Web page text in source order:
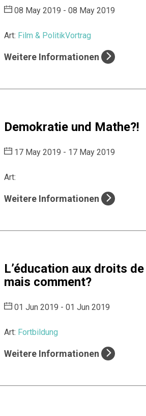
08 May 2019 - 08 May 2019
Art: Film & PolitikVortrag
Weitere Informationen
Demokratie und Mathe?!
17 May 2019 - 17 May 2019
Art:
Weitere Informationen
L’éducation aux droits
mais comment?
01 Jun 2019 - 01 Jun 2019
Art: Fortbildung
Weitere Informationen